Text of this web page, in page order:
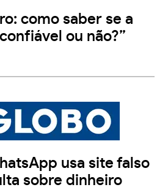
como saber se a
ou não?”
usa site falso
sobre dinheiro